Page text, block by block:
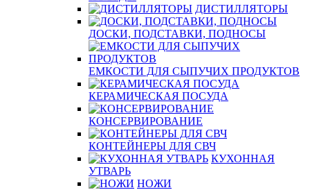
ДИСТИЛЛЯТОРЫ
ДОСКИ, ПОДСТАВКИ, ПОДНОСЫ
ЕМКОСТИ ДЛЯ СЫПУЧИХ ПРОДУКТОВ
КЕРАМИЧЕСКАЯ ПОСУДА
КОНСЕРВИРОВАНИЕ
КОНТЕЙНЕРЫ ДЛЯ СВЧ
КУХОННАЯ
УТВАРЬ
НОЖИ